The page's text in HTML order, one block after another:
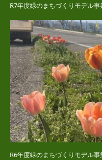
R7年度緑のまちづくりモデル事
R6年度緑のまちづくりモデル